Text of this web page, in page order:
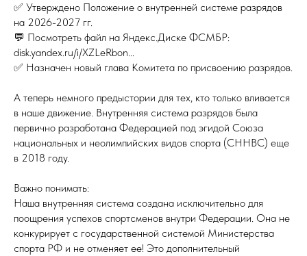
✅ Утверждено Положение о внутренней системе разрядов
на 2026-2027 гг.
💬 Посмотреть файл на Яндекс.Диске ФСМБР:
disk.yandex.ru/i/XZLeRbon...
✅ Назначен новый глава Комитета по присвоению разрядов.
А теперь немного предыстории для тех, кто только вливается
в наше движение. Внутренняя система разрядов была
первично разработана Федерацией под эгидой Союза
национальных и неолимпийских видов спорта (СННВС) еще
в 2018 году.
Важно понимать:
Наша внутренняя система создана исключительно для
поощрения успехов спортсменов внутри Федерации. Она не
конкурирует с государственной системой Министерства
спорта РФ и не отменяет ее! Это дополнительный